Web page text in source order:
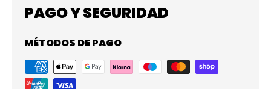
PAGO Y SEGURIDAD
MÉTODOS DE PAGO